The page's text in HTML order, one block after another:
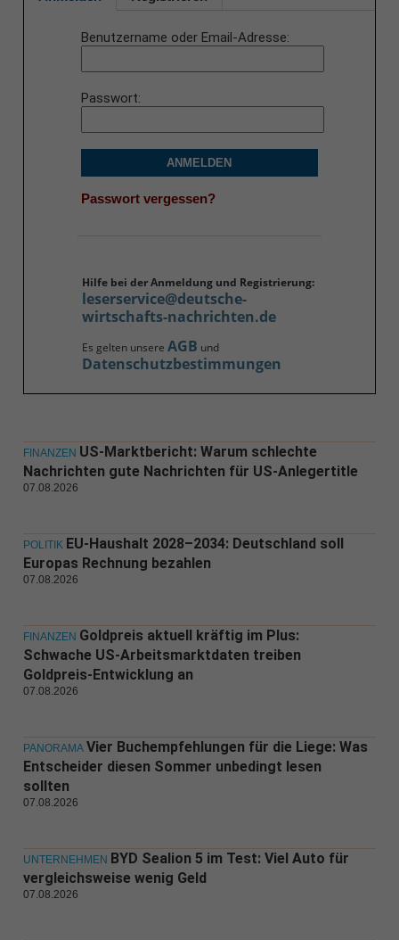
Benutzername oder Email-Adresse
Passwort
ANMELDEN
Passwort vergessen?
Hilfe bei der Anmeldung und Registrierung:
leserservice@deutsche-
wirtschafts-nachrichten.de
Es gelten unsere AGB und
Datenschutzbestimmungen
FINANZEN US-Marktbericht: Warum schlechte
Nachrichten gute Nachrichten für US-Anlegertitle
07.08.2026
POLITIK EU-Haushalt 2028–2034: Deutschland soll
Europas Rechnung bezahlen
07.08.2026
FINANZEN Goldpreis aktuell kräftig im Plus:
Schwache US-Arbeitsmarktdaten treiben
Goldpreis-Entwicklung an
07.08.2026
PANORAMA Vier Buchempfehlungen für die Liege: Was
Entscheider diesen Sommer unbedingt lesen
sollten
07.08.2026
UNTERNEHMEN BYD Sealion 5 im Test: Viel Auto für
vergleichsweise wenig Geld
07.08.2026